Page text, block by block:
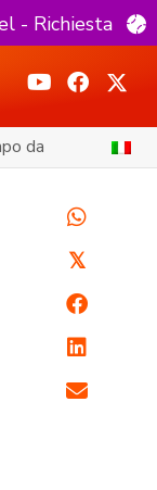
- Richiesta
da
𝕏